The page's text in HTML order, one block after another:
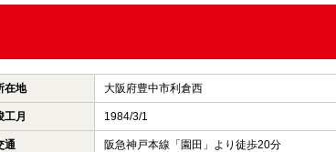
在地 大阪府豊中市利倉西
工月 1984/3/1
通
阪急神戸本線「園田」より徒歩20分